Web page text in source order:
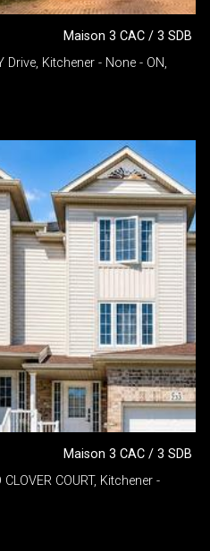
Maison 3 CAC / 3 SDB
Drive, Kitchener - None - ON,
Maison 3 CAC / 3 SDB
COURT, Kitchener -